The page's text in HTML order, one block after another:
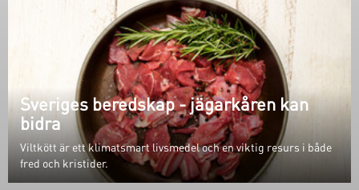
Sveriges beredskap - jägarkåren kan
bidra
Viltkött är ett klimatsmart livsmedel och en viktig resurs i både
fred och kristider.